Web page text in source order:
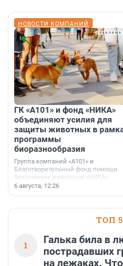
НОВОСТИ КОМПАНИЙ
ГК «А101» и фонд «НИКА»
объединяют усилия для
защиты животных в
программы
биоразнообразия
Группа компаний «А101» и
Благотворительный фонд помощи
бездомным животным «НИКА»
заключили соглашение о
6 августа, 12:26
ТОП 5
1
Галька била в
пострадавших
на лежаках.